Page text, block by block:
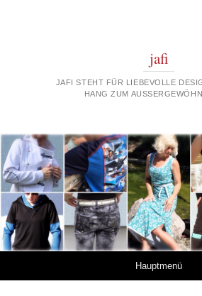
jafi
JAFI STEHT FÜR LIEBEVOLLE
HANG ZUM
Hauptmenü